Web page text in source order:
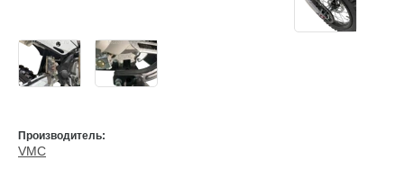
Производитель:
VMC